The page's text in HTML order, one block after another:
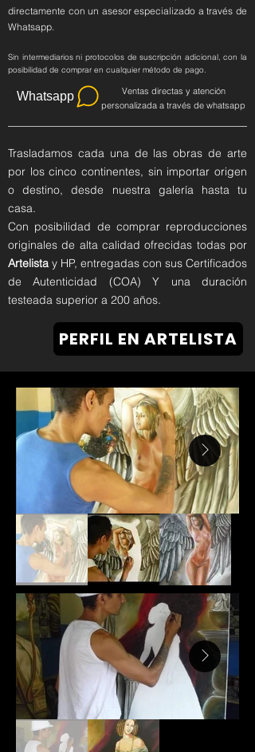
directamente con un asesor especializado a través de
Whatsapp.
Sin intermediarios ni protocolos de suscripción adicional, con la
posibilidad de comprar en cualquier método de pago.
Ventas directas y atención
personalizada a través de whatsapp
Whatsapp
Trasladamos cada una de las obras de arte
por los cinco continentes, sin importar origen
o destino, desde nuestra galería hasta tu
casa.
Con posibilidad de comprar reproducciones
originales de alta calidad ofrecidas todas por
Artelista y HP, entregadas con sus Certificados
de Autenticidad (COA) Y una duración
testeada superior a 200 años.
PERFIL EN ARTELISTA